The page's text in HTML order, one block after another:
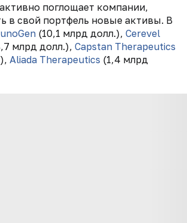
поглощает компании,
в свой портфель новые активы. В
(10,1 млрд долл.), Cerevel
млрд долл.), Capstan Therapeutics
Aliada Therapeutics (1,4 млрд